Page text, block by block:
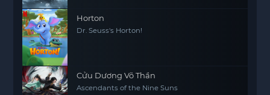
Horton
Dr. Seuss's Horton!
Cửu Dương Võ Thần
Ascendants of the Nine Suns